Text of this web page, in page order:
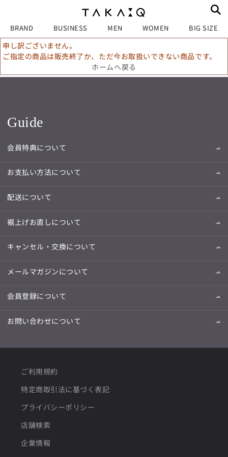
BRAND BUSINESS MEN WOMEN BIG SIZE
申し訳ございません。
ご指定の商品は販売終了か、ただ今お取扱いできない商品です。
ホームへ戻る
Guide
会員特典について
お支払い方法について
配送について
裾上げお直しについて
キャンセル・交換について
メールマガジンについて
会員登録について
お問い合わせについて
ご利用規約
特定商取引法に基づく表記
プライバシーポリシー
店舗検索
企業情報